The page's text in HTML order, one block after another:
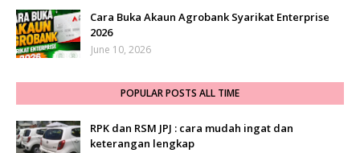
Cara Buka Akaun Agrobank Syarikat Enterprise
2026
June 10, 2026
POPULAR POSTS ALL TIME
RPK dan RSM JPJ : cara mudah ingat dan
keterangan lengkap